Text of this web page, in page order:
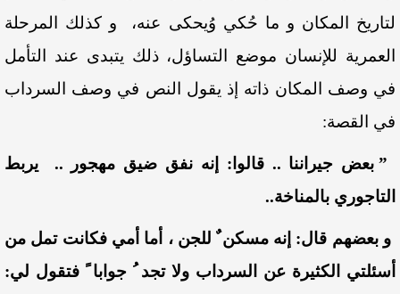
لتاريخ المكان و ما حُكي وُيحكى عنه، و كذلك المرحلة
العمرية للإنسان موضع التساؤل، ذلك يتبدى عند التأمل
في وصف المكان ذاته إذ يقول النص في وصف السرداب
في القصة:
” بعض جيراننا .. قالوا: إنه نفق ضيق مهجور .. يربط
التاجوري بالمناخة..
و بعضهم قال: إنه مسكن ٌ للجن ، أما أمي فكانت تمل من
أسئلتي الكثيرة عن السرداب ولا تجد ُ جوابا ً فتقول لي: